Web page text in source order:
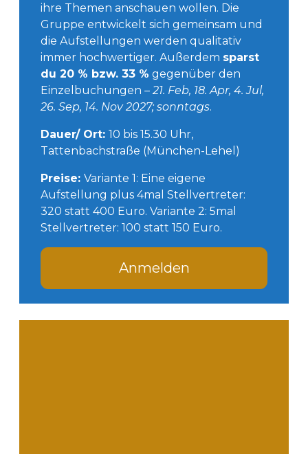
ihre Themen anschauen wollen. Die
Gruppe entwickelt sich gemeinsam und
die Aufstellungen werden qualitativ
immer hochwertiger. Außerdem sparst
du 20 % bzw. 33 % gegenüber den
Einzelbuchungen– 21. Feb, 18. Apr, 4. Jul,
26. Sep, 14. Nov 2027; sonntags.
Dauer/ Ort:10 bis 15.30 Uhr,
Tattenbachstraße (München-Lehel)
Preise:Variante 1: Eine eigene
Aufstellung plus 4mal Stellvertreter:
320 statt 400 Euro. Variante 2: 5mal
Stellvertreter: 100 statt 150 Euro.
Anmelden